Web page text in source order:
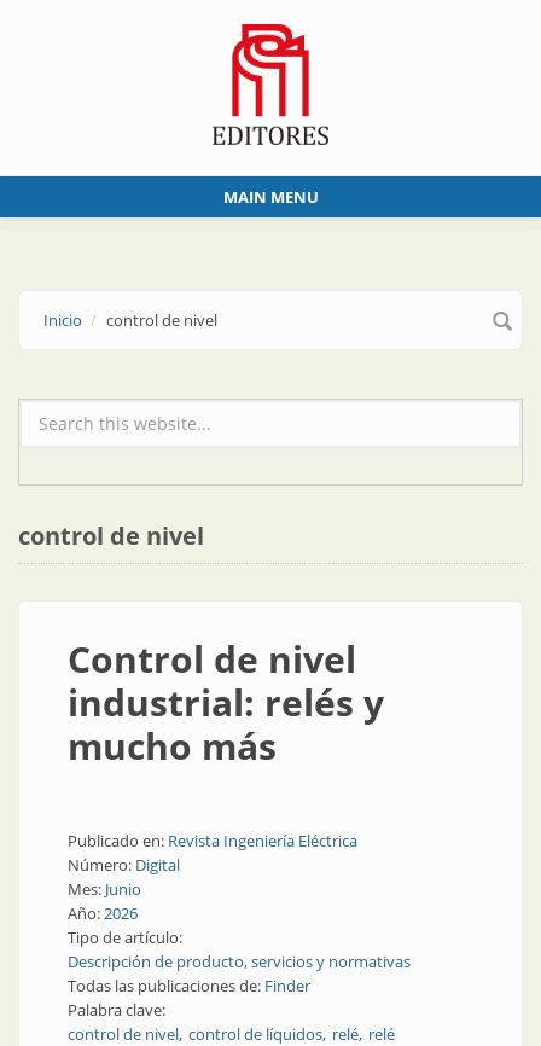
MAIN MENU
Inicio control de nivel
Formulario de búsqueda
control de nivel
Control de nivel
industrial: relés y
mucho más
Publicado en: Revista Ingeniería Eléctrica
Número: Digital
Mes: Junio
Año:2026
Tipo de artículo:
Descripción de producto, servicios y normativas
Todas las publicaciones de: Finder
Palabra clave:
control de nivel control de líquidos relé relé